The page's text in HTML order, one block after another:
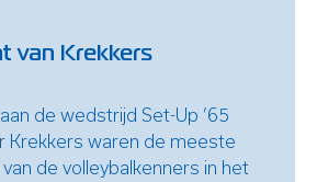
van Krekkers
de wedstrijd Set-Up ’65
Krekkers waren de meeste
de volleybalkenners in het